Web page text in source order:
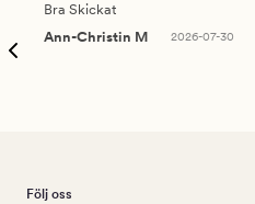
Bra Skickat
Ann-Christin M
2026-07-30
Följ oss